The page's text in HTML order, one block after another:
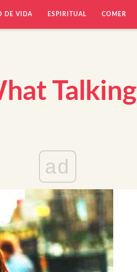
DE VIDA ESPIRITUAL COMER
Talking
ad